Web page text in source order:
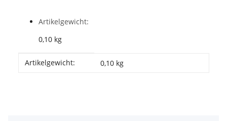
Artikelgewicht:
0,10 kg
Produkteigenschaft
Wert
Artikelgewicht: 0,10 kg